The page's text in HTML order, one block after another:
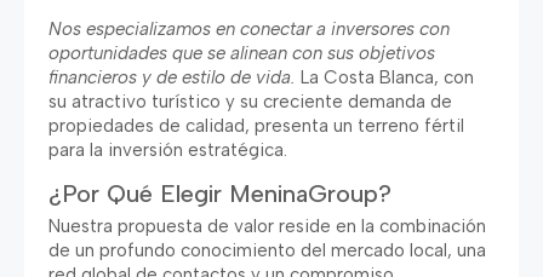
Nos especializamos en conectar a inversores con
oportunidades que se alinean con sus objetivos
financieros y de estilo de vida. La Costa Blanca, con
su atractivo turístico y su creciente demanda de
propiedades de calidad, presenta un terreno fértil
para la inversión estratégica.
¿Por Qué Elegir MeninaGroup?
Nuestra propuesta de valor reside en la combinación
de un profundo conocimiento del mercado local, una